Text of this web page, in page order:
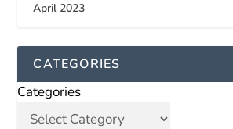
April 2023
CATEGORIES
Categories